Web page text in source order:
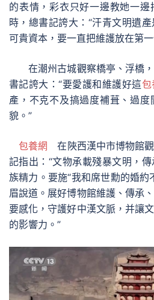
的表情，彩衣只好一邊教她一邊
時，總書記誇大：“汗青文明遺
可貴資本，要一直把維護放在第
在潮州古城觀察橋亭、浮橋，
書記誇大：“要愛護和維護好這包
產，不克不及搞過度補葺、過
貌。”
包養網
在陜西漢中市博物館
記指出：“文物承載殘暴文明，
族精力。要施“我和席世勳的婚約
眉說道。展好博物館維護、傳承
要感化，守護好中漢文脈，并讓
的影響力。”